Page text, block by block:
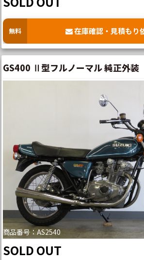
無料 在庫確認・見積もり
GS400 Ⅱ型フルノーマル 純正外装
商品番号：AS2540
SOLD OUT